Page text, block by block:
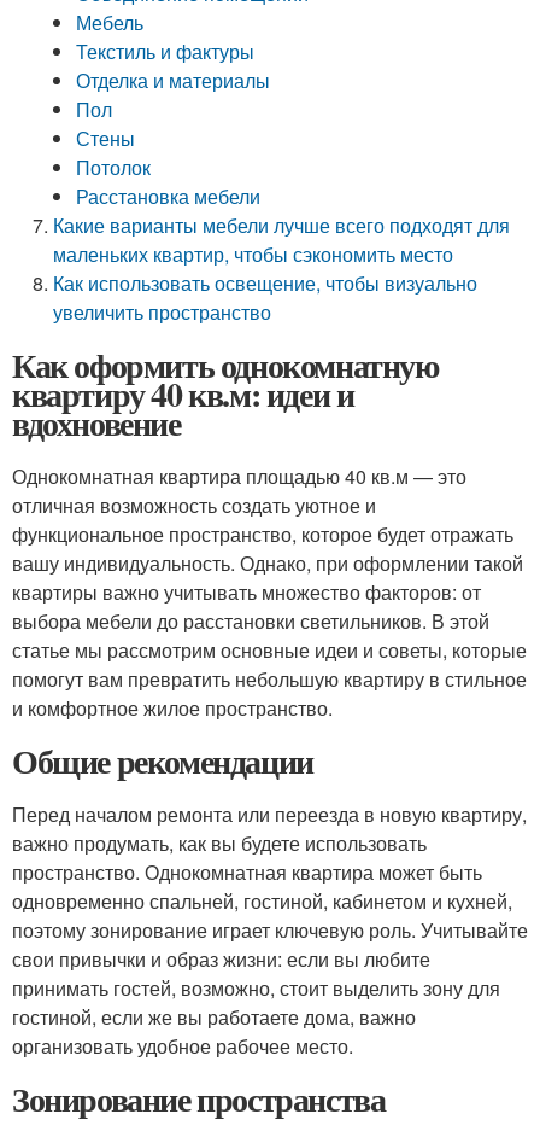
Мебель
Текстиль и фактуры
Отделка и материалы
Пол
Стены
Потолок
Расстановка мебели
Какие варианты мебели лучше всего подходят для
маленьких квартир, чтобы сэкономить место
Как использовать освещение, чтобы визуально
увеличить пространство
Как оформить однокомнатную
квартиру 40 кв.м: идеи и
вдохновение
Однокомнатная квартира площадью 40 кв.м — это
отличная возможность создать уютное и
функциональное пространство, которое будет отражать
вашу индивидуальность. Однако, при оформлении такой
квартиры важно учитывать множество факторов: от
выбора мебели до расстановки светильников. В этой
статье мы рассмотрим основные идеи и советы, которые
помогут вам превратить небольшую квартиру в стильное
и комфортное жилое пространство.
Общие рекомендации
Перед началом ремонта или переезда в новую квартиру,
важно продумать, как вы будете использовать
пространство. Однокомнатная квартира может быть
одновременно спальней, гостиной, кабинетом и кухней,
поэтому зонирование играет ключевую роль. Учитывайте
свои привычки и образ жизни: если вы любите
принимать гостей, возможно, стоит выделить зону для
гостиной, если же вы работаете дома, важно
организовать удобное рабочее место.
Зонирование пространства